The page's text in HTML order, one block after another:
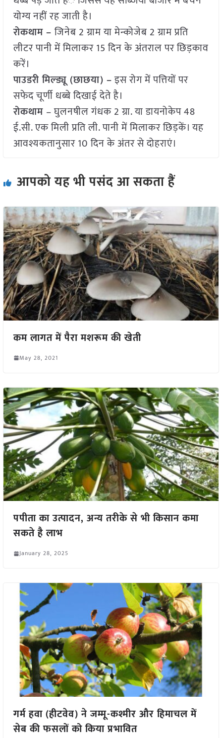
योग्य नहीं रह जाती है।
रोकथाम –जिनेब 2 ग्राम या मेन्कोजेब 2 ग्राम प्रति
लीटर पानी में मिलाकर 15 दिन के अंतराल पर छिड़काव
करें।
पाउडरी मिल्ड्यू (छाछया) –इस रोग में पत्तियों पर
सफेद चूर्णी धब्बे दिखाई देते है।
रोकथाम – घुलनषील गंधक 2 ग्रा. या डायनोकेप 48
ई.सी. एक मिली प्रति ली. पानी में मिलाकर छिड़कें। यह
आवश्यकतानुसार 10 दिन के अंतर से दोहराएं।
आपको यह भी पसंद आ सकता हैं
कम लागत में पैरा मशरूम की खेती
May 28, 2021
पपीता का उत्पादन, अन्य तरीके से भी किसान कमा
सकते है लाभ
January 28, 2025
गर्म हवा (हीटवेव) ने जम्मू-कश्मीर और हिमाचल में
सेब की फसलों को किया प्रभावित